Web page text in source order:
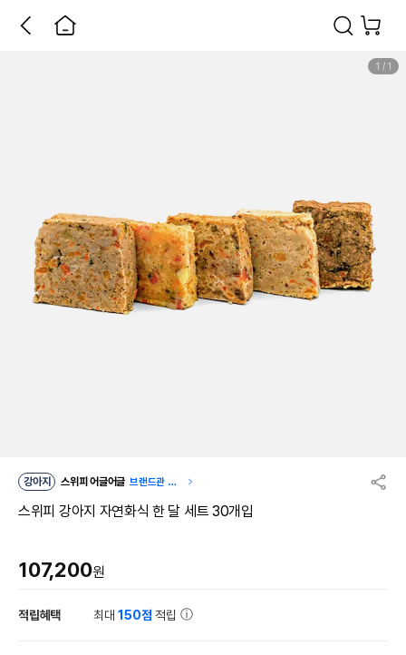
1 / 1
강아지 스위피 어글어글 브랜드관 이
스위피 강아지 자연화식 한 달 세트 30개입
107,200원
적립혜택 최대150점 적립